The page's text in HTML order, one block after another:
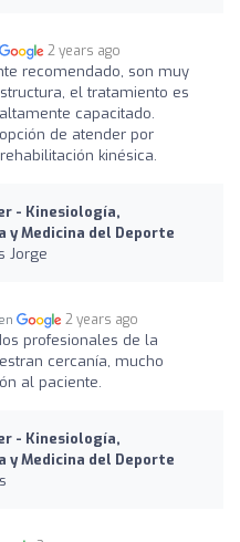
2 years ago
recomendado, son muy
el tratamiento es
capacitado.
de atender por
kinésica.
- Kinesiología,
y Medicina del Deporte
Jorge
2 years ago
profesionales de la
cercanía, mucho
al paciente.
- Kinesiología,
y Medicina del Deporte